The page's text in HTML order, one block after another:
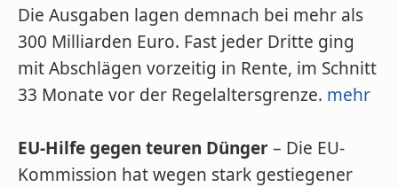
Die Ausgaben lagen demnach bei mehr als
300 Milliarden Euro. Fast jeder Dritte ging
mit Abschlägen vorzeitig in Rente, im Schnitt
33 Monate vor der Regelaltersgrenze. mehr
EU-Hilfe gegen teuren Dünger– Die EU-
Kommission hat wegen stark gestiegener